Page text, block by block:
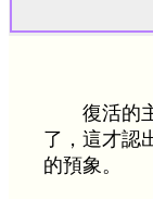
復活的
了，這才認
的預象。